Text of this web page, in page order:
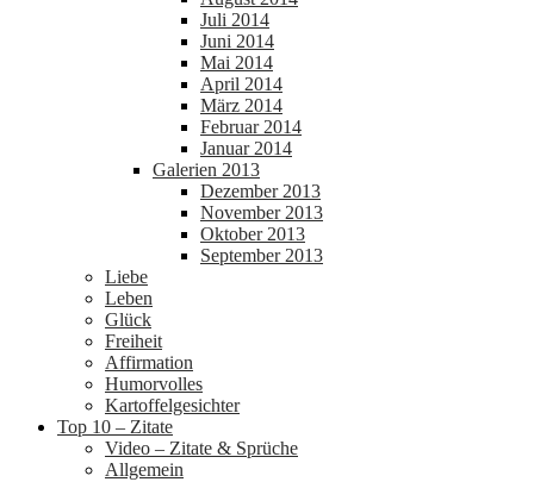
Juli 2014
Juni 2014
Mai 2014
April 2014
März 2014
Februar 2014
Januar 2014
Galerien 2013
Dezember 2013
November 2013
Oktober 2013
September 2013
Liebe
Leben
Glück
Freiheit
Affirmation
Humorvolles
Kartoffelgesichter
Top 10 – Zitate
Video – Zitate & Sprüche
Allgemein